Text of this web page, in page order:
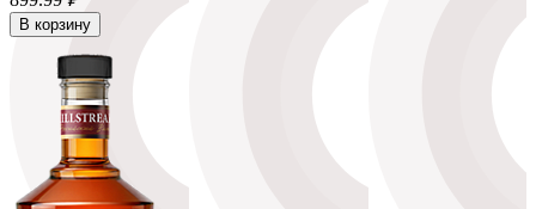
В корзину